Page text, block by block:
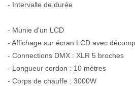
- Intervalle de durée
- Munie d'un LCD
- Affichage sur écran LCD avec
- Connections DMX : XLR 5 broches
- Longueur cordon : 10 mètres
- Corps de chauffe : 3000W